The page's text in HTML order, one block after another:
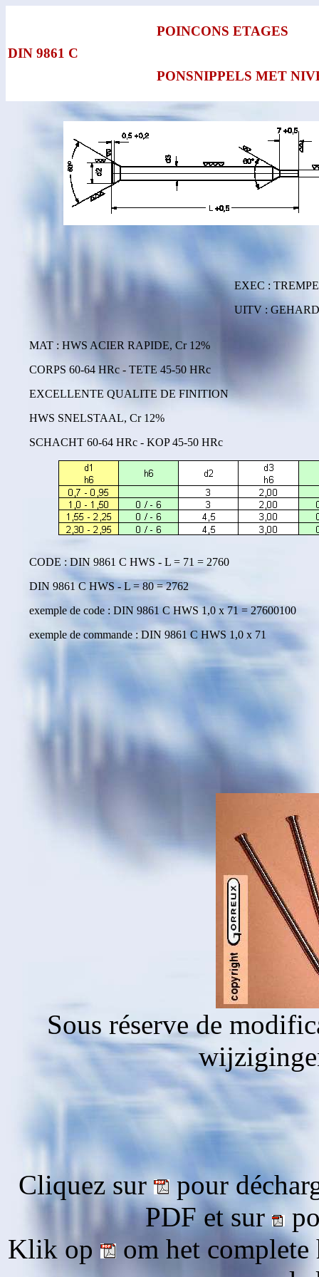
DIN 9861 C
POINCONS ETAGES
PONSNIPPELS MET
EXEC :
UITV :
MAT : HWS ACIER RAPIDE, Cr 12%
CORPS 60-64 HRc - TETE 45-50 HRc
EXCELLENTE QUALITE DE FINITION
HWS SNELSTAAL, Cr 12%
SCHACHT 60-64 HRc - KOP 45-50 HRc
CODE : DIN 9861 C HWS - L = 71 = 2760
DIN 9861 C HWS - L = 80 = 2762
exemple de code : DIN 9861 C HWS 1,0 x 71 = 27600100
exemple de commande : DIN 9861 C HWS 1,0 x 71
Sous réserve de
Cliquez sur
pour
PDF et sur
Klik op
om het